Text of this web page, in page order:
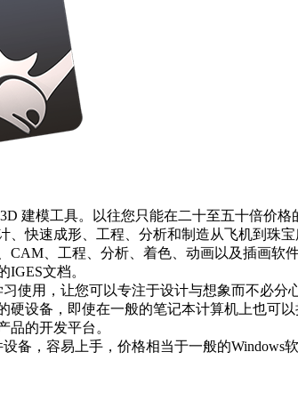
建模工具。以往您只能在二十至五十倍价
、快速成形、工程、分析和制造从飞机到珠宝
CAM、工程、分析、着色、动画以及插画软件
IGES文档。
使用，让您可以专注于设计与想象而不必分
硬设备，即使在一般的笔记本计算机上也可以
品的开发平台。
备，容易上手，价格相当于一般的Windows